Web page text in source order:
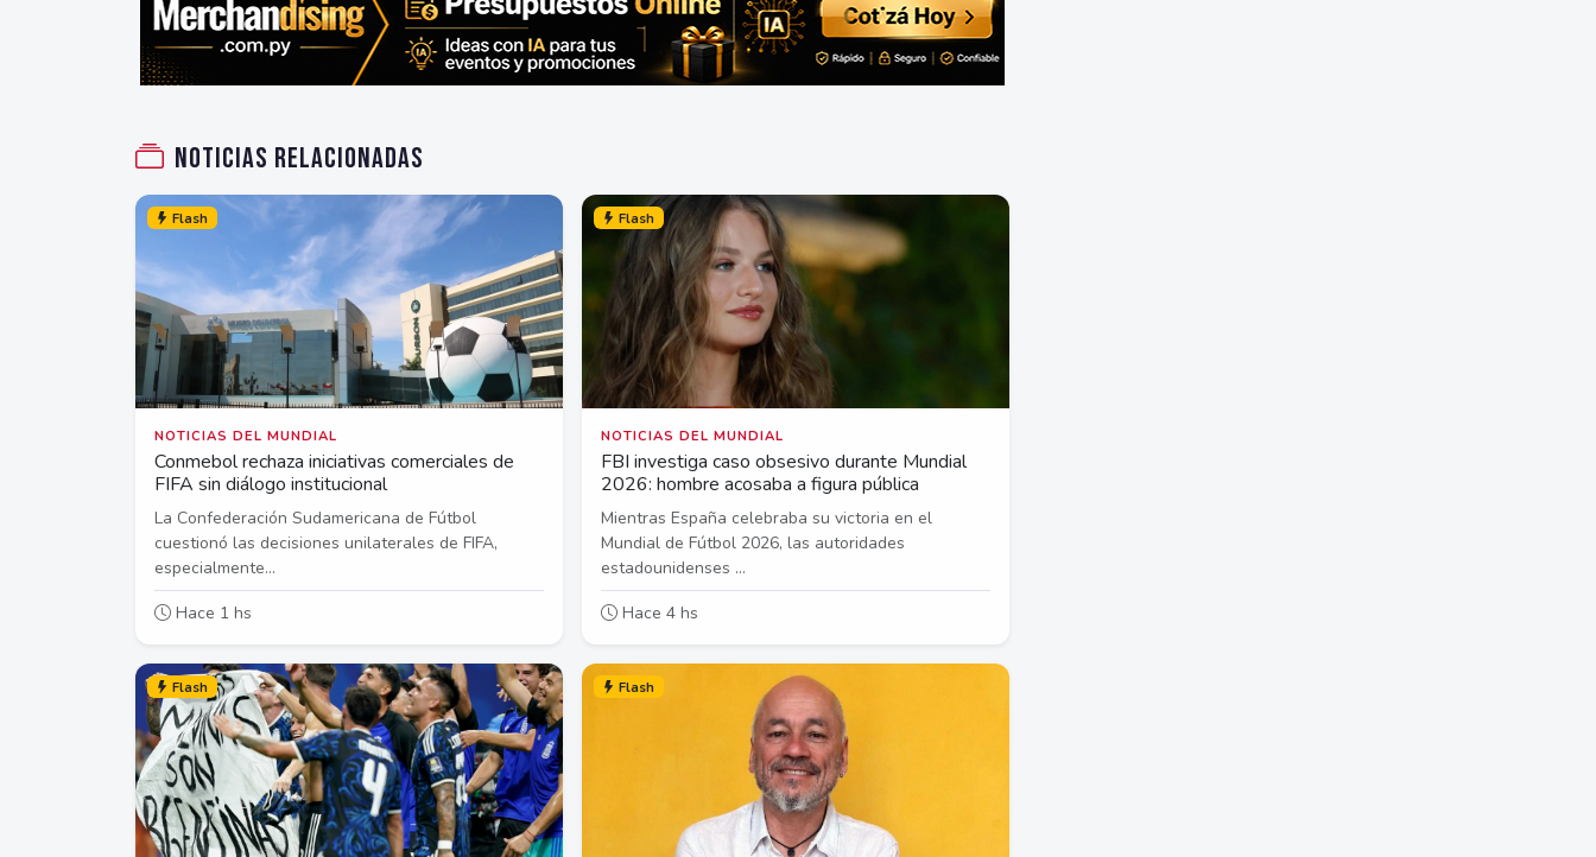
Noticias relacionadas
Flash
NOTICIAS DEL MUNDIAL
Conmebol rechaza iniciativas comerciales de
FIFA sin diálogo institucional
La Confederación Sudamericana de Fútbol
cuestionó las decisiones unilaterales de FIFA,
especialmente...
Hace 1 hs
Flash
NOTICIAS DEL MUNDIAL
FBI investiga caso obsesivo durante Mundial
2026: hombre acosaba a figura pública
Mientras España celebraba su victoria en el
Mundial de Fútbol 2026, las autoridades
estadounidenses ...
Hace 4 hs
Flash Flash